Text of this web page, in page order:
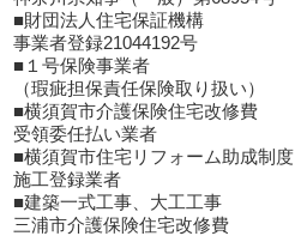
■財団法人住宅保証機構
事業者登録21044192号
■１号保険事業者
（瑕疵担保責任保険取り扱い）
■横須賀市介護保険住宅改修費
受領委任払い業者
■横須賀市住宅リフォーム助成制度
施工登録業者
■建築一式工事、大工工事
三浦市介護保険住宅改修費